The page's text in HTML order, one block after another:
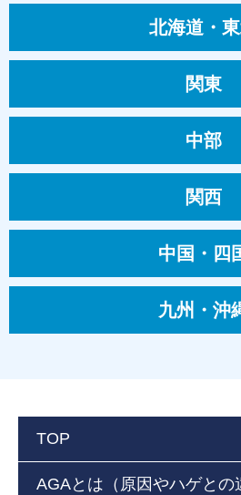
北海道・
関東
中部
関西
中国・四
九州・沖
TOP
AGAとは（原因やハゲとの